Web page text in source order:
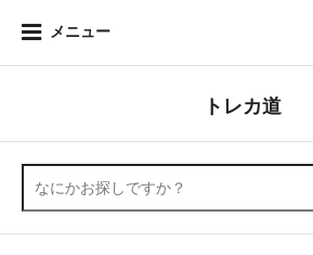
メニュー
トレカ道